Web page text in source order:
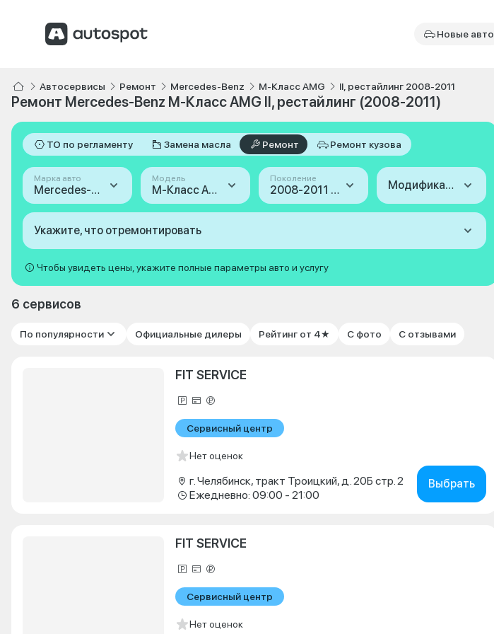
Новые авто
Автосервисы Ремонт Mercedes-Benz M-Класс AMG II, рестайлинг 2008-2011
Ремонт Mercedes-Benz M-Класс AMG II, рестайлинг (2008-2011)
ТО по регламенту Замена масла Ремонт Ремонт кузова
Марка авто
Mercedes-Benz
Модель
M-Класс AMG
Поколение
2008-2011 (II, рестайлинг) Модификация
Укажите, что отремонтировать
Чтобы увидеть цены, укажите полные параметры авто и услугу
6 сервисов
По популярности Официальные дилеры Рейтинг от 4★ С фото С отзывами
FIT SERVICE
Сервисный центр
Нет оценок
г. Челябинск, тракт Троицкий, д. 20Б стр. 2
Ежедневно: 09:00 - 21:00
Выбрать
FIT SERVICE
Сервисный центр
Нет оценок